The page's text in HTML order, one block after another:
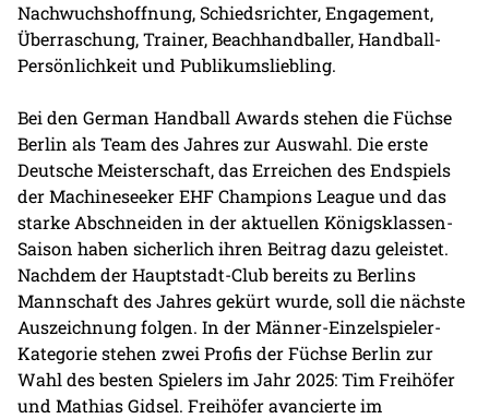
Nachwuchshoffnung, Schiedsrichter, Engagement,
Überraschung, Trainer, Beachhandballer, Handball-
Persönlichkeit und Publikumsliebling.
Bei den German Handball Awards stehen die Füchse
Berlin als Team des Jahres zur Auswahl. Die erste
Deutsche Meisterschaft, das Erreichen des Endspiels
der Machineseeker EHF Champions League und das
starke Abschneiden in der aktuellen Königsklassen-
Saison haben sicherlich ihren Beitrag dazu geleistet.
Nachdem der Hauptstadt-Club bereits zu Berlins
Mannschaft des Jahres gekürt wurde, soll die nächste
Auszeichnung folgen. In der Männer-Einzelspieler-
Kategorie stehen zwei Profis der Füchse Berlin zur
Wahl des besten Spielers im Jahr 2025: Tim Freihöfer
und Mathias Gidsel. Freihöfer avancierte im